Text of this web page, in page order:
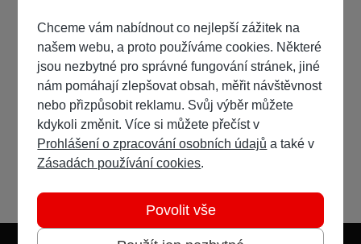
Chceme vám nabídnout co nejlepší zážitek na
našem webu, a proto používáme cookies. Některé
jsou nezbytné pro správné fungování stránek, jiné
nám pomáhají zlepšovat obsah, měřit návštěvnost
nebo přizpůsobit reklamu. Svůj výběr můžete
kdykoli změnit. Více si můžete přečíst v
Prohlášení o zpracování osobních údajů a také v
Zásadách používání cookies.
Povolit vše